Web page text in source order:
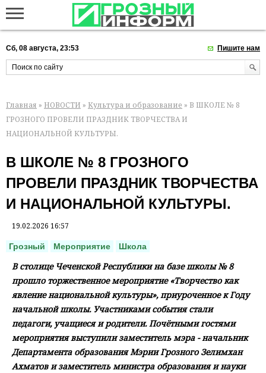
Сб, 08 августа, 23:53 Пишите нам
Главная » НОВОСТИ » Культура и образование » В ШКОЛЕ № 8
ГРОЗНОГО ПРОВЕЛИ ПРАЗДНИК ТВОРЧЕСТВА И
НАЦИОНАЛЬНОЙ КУЛЬТУРЫ.
В ШКОЛЕ № 8 ГРОЗНОГО
ПРОВЕЛИ ПРАЗДНИК ТВОРЧЕСТВА
И НАЦИОНАЛЬНОЙ КУЛЬТУРЫ.
19.02.2026 16:57
Грозный Мероприятие Школа
В столице Чеченской Республики на базе школы № 8
прошло торжественное мероприятие «Творчество как
явление национальной культуры», приуроченное к Году
начальной школы. Участниками события стали
педагоги, учащиеся и родители. Почётными гостями
мероприятия выступили заместитель мэра - начальник
Департамента образования Мэрии Грозного Зелимхан
Ахматов и заместитель министра образования и науки